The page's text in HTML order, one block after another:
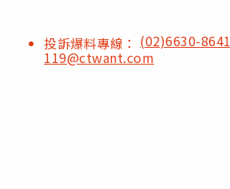
投訴爆料專線： (02)6630-8641
119@ctwant.com